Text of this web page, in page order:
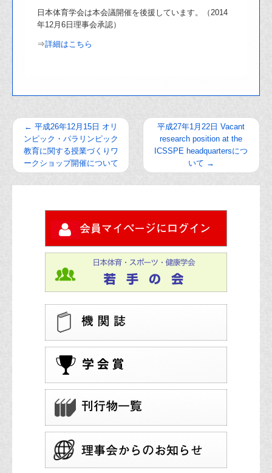
日本体育学会は本会議開催を後援しています。（2014
年12月6日理事会承認）
⇒詳細はこちら
← 平成26年12月15日 オリ
ンピック・パラリンピック
教育に関する授業づくりワ
ークショップ開催について
平成27年1月22日 Vacant
research position at the
ICSSPE headquartersにつ
いて →